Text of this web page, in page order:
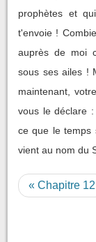
prophètes et
t'envoie !
auprès de moi
sous ses ailes !
maintenant,
vous le déclare
ce que le temps
vient au nom du
« Chapitre 12